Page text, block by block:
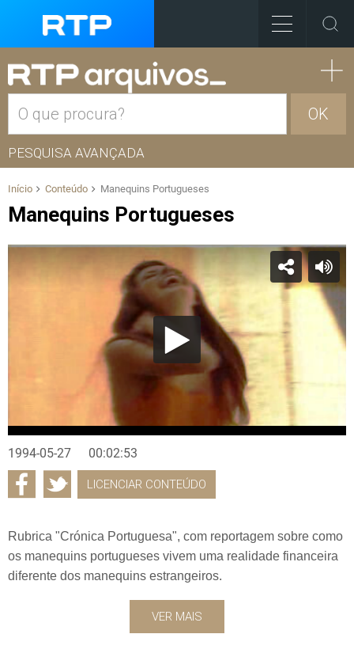
OK
PESQUISA AVANÇADA
Início Conteúdo Manequins Portugueses
Manequins Portugueses
1994-05-27 00:02:53
LICENCIAR CONTEÚDO
Rubrica "Crónica Portuguesa", com reportagem sobre como
os manequins portugueses vivem uma realidade financeira
diferente dos manequins estrangeiros.
VER MAIS